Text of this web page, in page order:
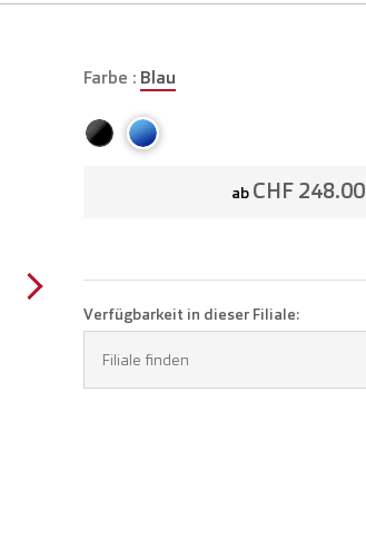
Farbe : Blau
ab CHF 248.00
Verfügbarkeit in dieser Filiale:
Filiale finden